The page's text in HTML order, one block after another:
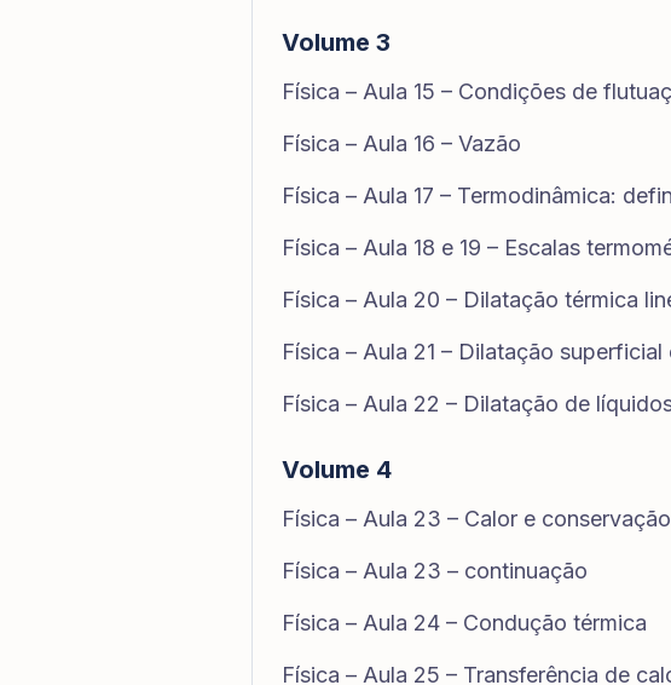
Volume 3
Física – Aula 15 – Condições de
Física – Aula 16 – Vazão
Física – Aula 17 – Termodinâmica:
Física – Aula 18 e 19 – Escalas
Física – Aula 20 – Dilatação térmica
Física – Aula 21 – Dilatação
Física – Aula 22 – Dilatação de
Volume 4
Física – Aula 23 – Calor e
Física – Aula 23 – continuação
Física – Aula 24 – Condução térmica
Física – Aula 25 – Transferência de